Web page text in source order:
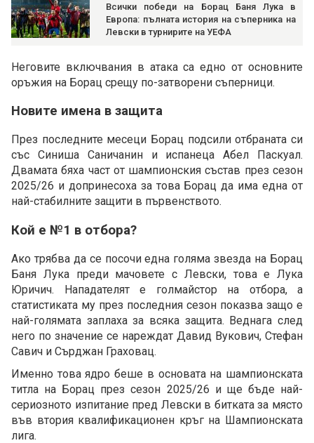
Всички победи на Борац Баня Лука в
Европа: пълната история на съперника на
Левски в турнирите на УЕФА
Неговите включвания в атака са едно от основните
оръжия на Борац срещу по-затворени съперници.
Новите имена в защита
През последните месеци Борац подсили отбраната си
със Синиша Саничанин и испанеца Абел Паскуал.
Двамата бяха част от шампионския състав през сезон
2025/26 и допринесоха за това Борац да има една от
най-стабилните защити в първенството.
Кой е №1 в отбора?
Ако трябва да се посочи една голяма звезда на Борац
Баня Лука преди мачовете с Левски, това е Лука
Юричич. Нападателят е голмайстор на отбора, а
статистиката му през последния сезон показва защо е
най-голямата заплаха за всяка защита. Веднага след
него по значение се нареждат Давид Вукович, Стефан
Савич и Сърджан Граховац.
Именно това ядро беше в основата на шампионската
титла на Борац през сезон 2025/26 и ще бъде най-
сериозното изпитание пред Левски в битката за място
във втория квалификационен кръг на Шампионската
лига.